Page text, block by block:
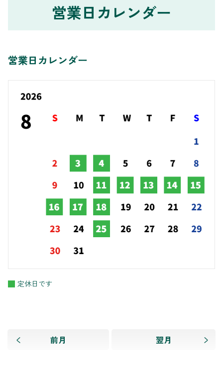
営業日カレンダー
営業日カレンダー
前月 翌月
定休日です